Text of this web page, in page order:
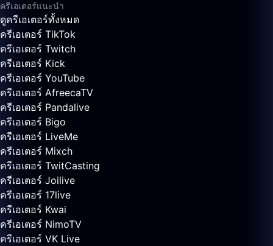
ครีเอเตอร์แนะนำ
ดูครีเอเตอร์ทั้งหมด
ครีเอเตอร์ TikTok
ครีเอเตอร์ Twitch
ครีเอเตอร์ Kick
ครีเอเตอร์ YouTube
ครีเอเตอร์ AfreecaTV
ครีเอเตอร์ Pandalive
ครีเอเตอร์ Bigo
ครีเอเตอร์ LiveMe
ครีเอเตอร์ Mixch
ครีเอเตอร์ TwitCasting
ครีเอเตอร์ Joilive
ครีเอเตอร์ 17live
ครีเอเตอร์ Kwai
ครีเอเตอร์ NimoTV
ครีเอเตอร์ VK Live